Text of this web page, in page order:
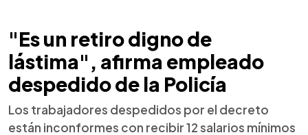
"Es un retiro digno de
lástima", afirma empleado
despedido de la Policía
Los trabajadores despedidos por el decreto
están inconformes con recibir 12 salarios mínimos